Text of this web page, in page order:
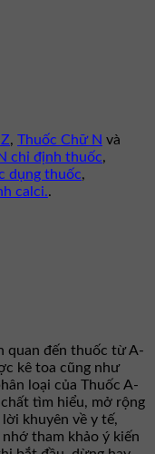
, Thuốc Chữ N và
chỉ định thuốc,
dụng thuốc,
calci..
quan đến thuốc từ A-
kê toa cũng như
loại của Thuốc A-
tìm hiểu, mở rộng
khuyên về y tế,
tham khảo ý kiến